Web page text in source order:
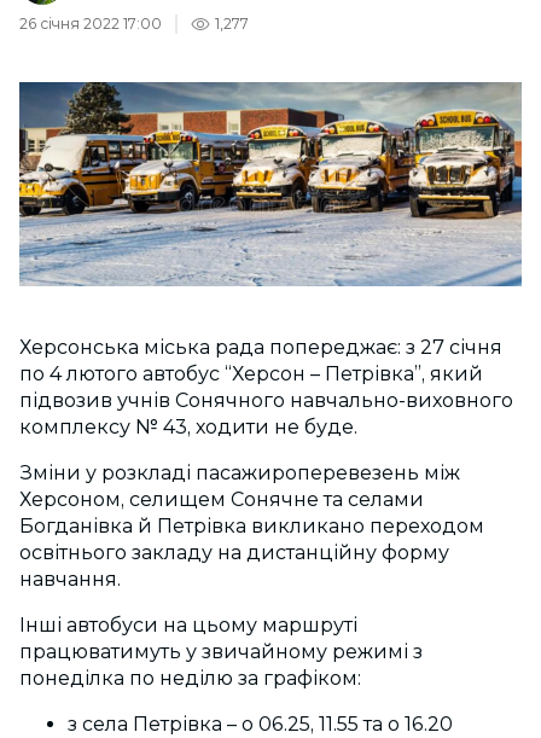
26 січня 2022 17:00
1,277
Херсонська міська рада попереджає: з 27 січня
по 4 лютого автобус “Херсон – Петрівка”, який
підвозив учнів Сонячного навчально-виховного
комплексу № 43, ходити не буде.
Зміни у розкладі пасажироперевезень між
Херсоном, селищем Сонячне та селами
Богданівка й Петрівка викликано переходом
освітнього закладу на дистанційну форму
навчання.
Інші автобуси на цьому маршруті
працюватимуть у звичайному режимі з
понеділка по неділю за графіком:
з села Петрівка – о 06.25, 11.55 та о 16.20